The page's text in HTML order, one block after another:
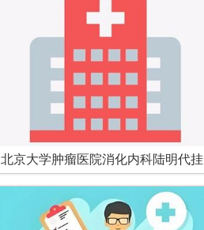
北京大学肿瘤医院消化内科陆明代挂